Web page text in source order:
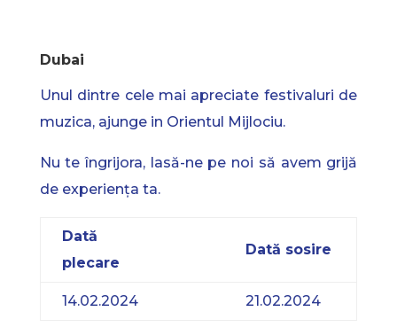
Dubai
Unul dintre cele mai apreciate festivaluri de
muzica, ajunge in Orientul Mijlociu.
Nu te îngrijora, lasă-ne pe noi să avem grijă
de experiența ta.
Dată
plecare
Dată sosire
14.02.2024 21.02.2024